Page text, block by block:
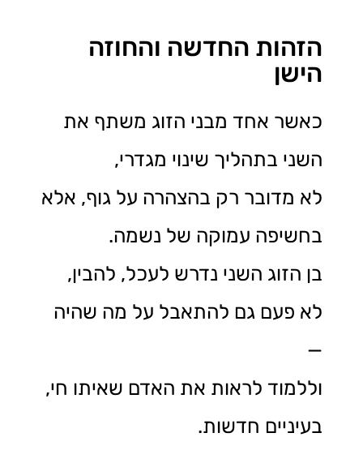
הזהות החדשה והחוזה
הישן
כאשר אחד מבני הזוג משתף את
השני בתהליך שינוי מגדרי,
לא מדובר רק בהצהרה על גוף, אלא
בחשיפה עמוקה של נשמה.
בן הזוג השני נדרש לעכל, להבין,
לא פעם גם להתאבל על מה שהיה
—
וללמוד לראות את האדם שאיתו חי,
בעיניים חדשות.